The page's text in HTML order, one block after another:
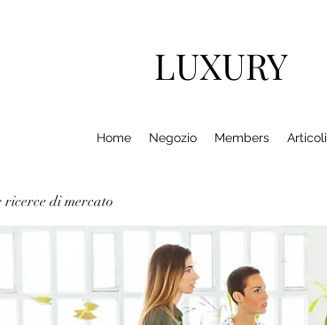
LUXURY
Home Negozio Members Articoli
di mercato